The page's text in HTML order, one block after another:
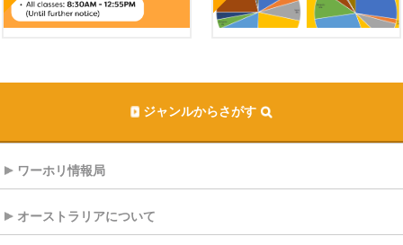
ジャンルからさがす
ワーホリ情報局
オーストラリアについて